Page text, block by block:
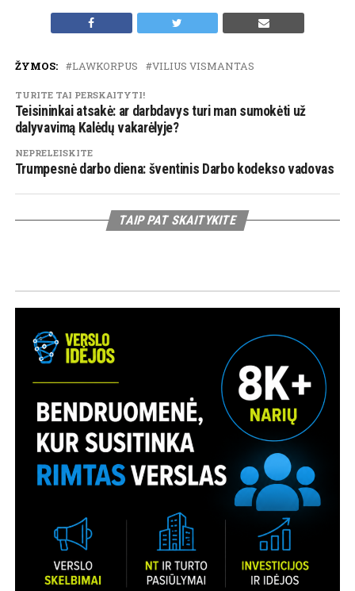
ŽYMOS: LAWKORPUS VILIUS VISMANTAS
TURITE TAI PERSKAITYTI!
Teisininkai atsakė: ar darbdavys turi man sumokėti už
dalyvavimą Kalėdų vakarėlyje?
NEPRELEISKITE
Trumpesnė darbo diena: šventinis Darbo kodekso vadovas
TAIP PAT SKAITYKITE